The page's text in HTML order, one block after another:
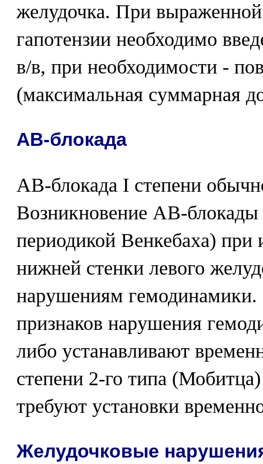
желудочка. При выраженной
гапотензии необходимо
в/в, при необходимости -
(максимальная суммарная
АВ-блокада
АВ-блокада I степени
Возникновение АВ-блокады
периодикой Венкебаха) при
нижней стенки левого
нарушениям гемодинамики.
признаков нарушения
либо устанавливают
степени 2-го типа
требуют установки
Желудочковые